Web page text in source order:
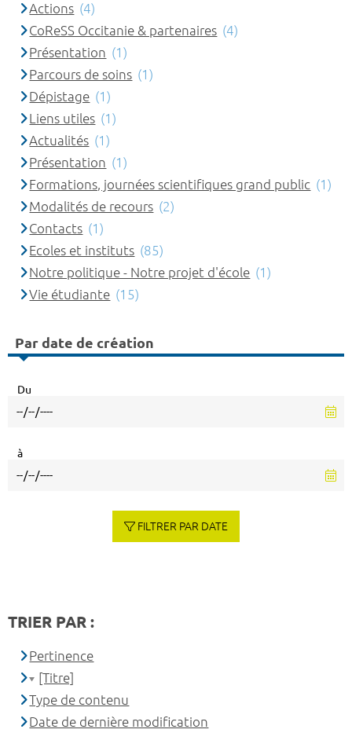
Actions (4)
CoReSS Occitanie & partenaires (4)
Présentation (1)
Parcours de soins (1)
Dépistage (1)
Liens utiles (1)
Actualités (1)
Présentation (1)
Formations, journées scientifiques grand public (1)
Modalités de recours (2)
Contacts (1)
Ecoles et instituts (85)
Notre politique - Notre projet d'école (1)
Vie étudiante (15)
Par date de création
Du
à
FILTRER PAR DATE
TRIER PAR :
Pertinence
[Titre]
Type de contenu
Date de dernière modification